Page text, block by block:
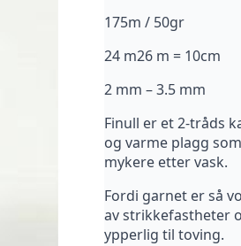
175m / 50gr
24 m26 m = 10cm
2 mm – 3.5 mm
Finull er et 2-tråds
og varme plagg
mykere etter vask.
Fordi garnet er så
av strikkefastheter
ypperlig til toving.